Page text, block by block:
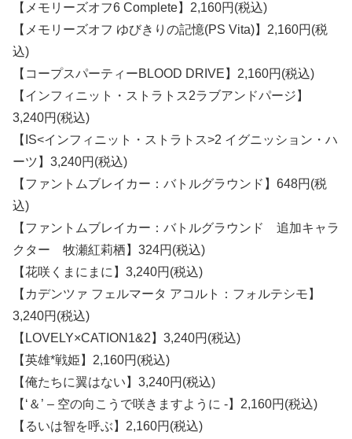
【メモリーズオフ6 Complete】2,160円(税込)
【メモリーズオフ ゆびきりの記憶(PS Vita)】2,160円(税
込)
【コープスパーティーBLOOD DRIVE】2,160円(税込)
【インフィニット・ストラトス2ラブアンドパージ】
3,240円(税込)
【IS<インフィニット・ストラトス>2 イグニッション・ハ
ーツ】3,240円(税込)
【ファントムブレイカー：バトルグラウンド】648円(税
込)
【ファントムブレイカー：バトルグラウンド 追加キャラ
クター 牧瀬紅莉栖】324円(税込)
【花咲くまにまに】3,240円(税込)
【カデンツァ フェルマータ アコルト：フォルテシモ】
3,240円(税込)
【LOVELY×CATION1&2】3,240円(税込)
【英雄*戦姫】2,160円(税込)
【俺たちに翼はない】3,240円(税込)
【‘＆’ – 空の向こうで咲きますように -】2,160円(税込)
【るいは智を呼ぶ】2,160円(税込)